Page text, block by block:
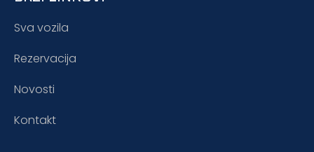
Sva vozila
Rezervacija
Novosti
Kontakt